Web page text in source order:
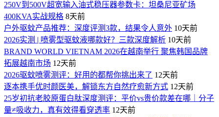
250V到500V超宽输入油式稳压器参数卡：坦桑尼亚矿场
400KVA实战规格 8天前
户外驱蚊产品推荐：深度评测3款，结果令人意外 10天前
2026实测 | 喷雾型驱蚊液哪款好？三款深度解析 10天前
BRAND WORLD VIETNAM 2026在越南举行 聚焦韩国品牌
拓展越南市场 12天前
2026驱蚊喷雾测评：好用的都帮你挑出来了 12天前
逐本携手优时颜医美，解锁东方自然疗愈新方式 12天前
25岁初抗老胶原蛋白肽深度测评：平价vs贵价款差在哪｜分子
量≠吸收力，真有效得看穿透率 12天前